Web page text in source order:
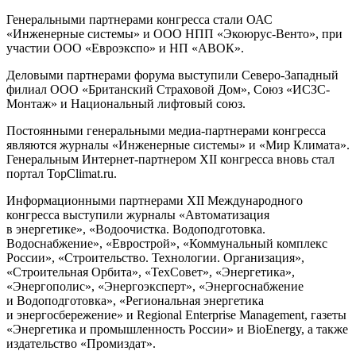
Генеральными партнерами конгресса стали ОАС
«Инженерные системы» и ООО НПП «Экоюрус-Венто», при
участии ООО «Евроэкспо» и НП «АВОК».
Деловыми партнерами форума выступили Северо-Западный
филиал ООО «Британский Страховой Дом», Союз «ИСЗС-
Монтаж» и Национальный лифтовый союз.
Постоянными генеральными медиа-партнерами конгресса
являются журналы «Инженерные системы» и «Мир Климата».
Генеральным Интернет-партнером ХII конгресса вновь стал
портал TopClimat.ru.
Информационными партнерами XII Международного
конгресса выступили журналы «Автоматизация
в энергетике», «Водоочистка. Водоподготовка.
Водоснабжение», «Еврострой», «Коммунальный комплекс
России», «Строительство. Технологии. Организация»,
«Строительная Орбита», «ТехСовет», «Энергетика»,
«Энергополис», «Энергоэксперт», «Энергоснабжение
и Водоподготовка», «Региональная энергетика
и энергосбережение» и Regional Enterprise Management, газеты
«Энергетика и промышленность России» и BioEnergy, а также
издательство «Промиздат».